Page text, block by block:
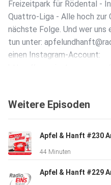
Freizeitpark für Rödental -
Quattro-Liga - Alle hoch
nächste Folge. Und wer uns
tun unter:
einen Instagram-Account:
@geraet_punkrock Zu hören
www.radioeins.com
Weitere Episoden
44 Minuten